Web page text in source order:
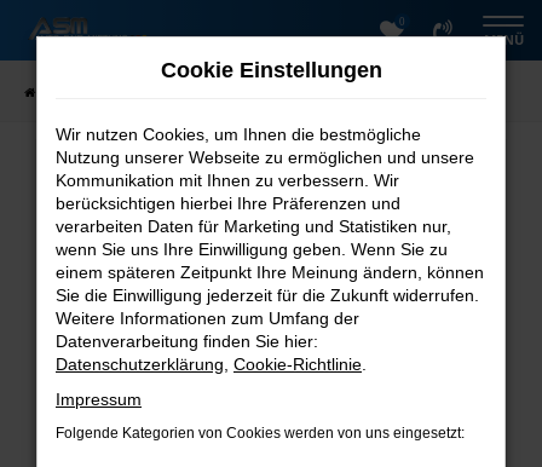
Zum
0
MENÜ
Fehler: Network Error
Beim Laden ist ein Fehler aufgetreten.
Hier sind ein paar Tipps, die dir helfen können:
Überprüfe deine Firewall und deine
Internetverbindung.
Laden andere Webseiten, zum Beispiel deine
Suchmaschine?
Prüfe deine Browsererweiterungen.
Manche Erweiterungen, wie Werbeblocker, können
das Laden bestimmter Seiten verhindern.
Cookie Einstellungen
Wir nutzen Cookies, um Ihnen die bestmögliche
Nutzung unserer Webseite zu ermöglichen und unsere
Kommunikation mit Ihnen zu verbessern. Wir
berücksichtigen hierbei Ihre Präferenzen und
verarbeiten Daten für Marketing und Statistiken nur,
wenn Sie uns Ihre Einwilligung geben. Wenn Sie zu
einem späteren Zeitpunkt Ihre Meinung ändern, können
Sie die Einwilligung jederzeit für die Zukunft widerrufen.
Weitere Informationen zum Umfang der
Datenverarbeitung finden Sie hier:
Datenschutzerklärung Cookie-Richtlinie
Impressum
Folgende Kategorien von Cookies werden von uns eingesetzt: